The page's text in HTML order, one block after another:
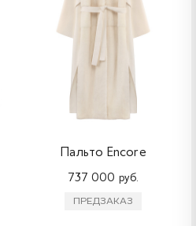
Пальто Encore
737 000 руб.
ПРЕДЗАКАЗ